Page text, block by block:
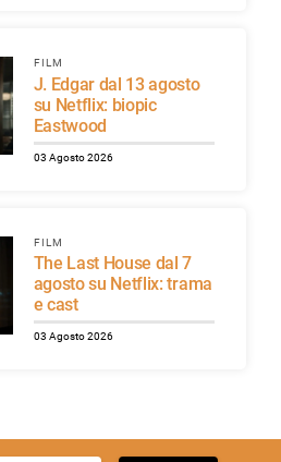
FILM
J. Edgar dal 13 agosto
su Netflix: biopic
Eastwood
03 Agosto 2026
FILM
The Last House dal 7
agosto su Netflix: trama
e cast
03 Agosto 2026